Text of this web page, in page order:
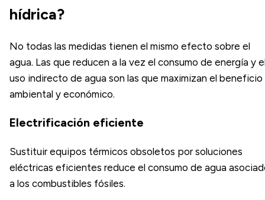
hídrica?
No todas las medidas tienen el mismo efecto sobre el
agua. Las que reducen a la vez el consumo de energía y
uso indirecto de agua son las que maximizan el beneficio
ambiental y económico.
Electrificación eficiente
Sustituir equipos térmicos obsoletos por soluciones
eléctricas eficientes reduce el consumo de agua
a los combustibles fósiles.